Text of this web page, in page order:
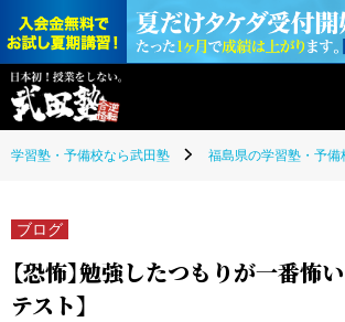
学習塾・予備校なら武田塾 福島県の学習塾・予備
ブログ
【恐怖】勉強したつもりが一番怖
テスト】